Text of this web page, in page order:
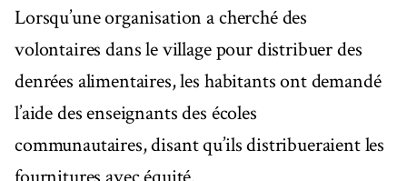
Lorsqu’une organisation a cherché des
volontaires dans le village pour distribuer des
denrées alimentaires, les habitants ont demandé
l’aide des enseignants des écoles
communautaires, disant qu’ils distribueraient les